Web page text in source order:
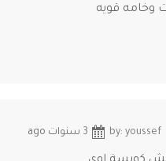
وخامه قويه
by: youssef